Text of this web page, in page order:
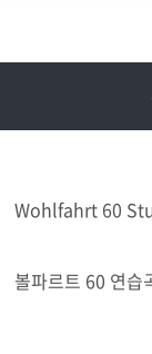
Wohlfahrt 60
볼파르트 60 연습